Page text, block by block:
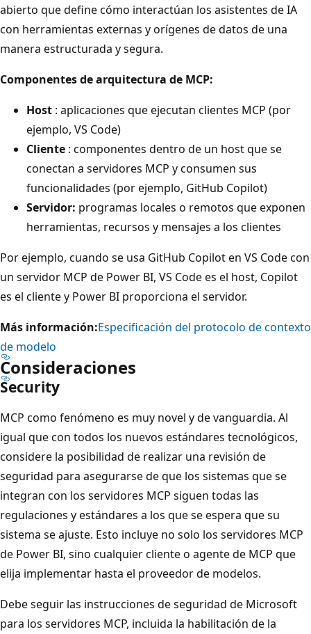
abierto que define cómo interactúan los asistentes de IA
con herramientas externas y orígenes de datos de una
manera estructurada y segura.
Componentes de arquitectura de MCP:
Host : aplicaciones que ejecutan clientes MCP (por
ejemplo, VS Code)
Cliente : componentes dentro de un host que se
conectan a servidores MCP y consumen sus
funcionalidades (por ejemplo, GitHub Copilot)
Servidor: programas locales o remotos que exponen
herramientas, recursos y mensajes a los clientes
Por ejemplo, cuando se usa GitHub Copilot en VS Code con
un servidor MCP de Power BI, VS Code es el host, Copilot
es el cliente y Power BI proporciona el servidor.
Más información:Especificación del protocolo de contexto
de modelo
Consideraciones
Security
MCP como fenómeno es muy novel y de vanguardia. Al
igual que con todos los nuevos estándares tecnológicos,
considere la posibilidad de realizar una revisión de
seguridad para asegurarse de que los sistemas que se
integran con los servidores MCP siguen todas las
regulaciones y estándares a los que se espera que su
sistema se ajuste. Esto incluye no solo los servidores MCP
de Power BI, sino cualquier cliente o agente de MCP que
elija implementar hasta el proveedor de modelos.
Debe seguir las instrucciones de seguridad de Microsoft
para los servidores MCP, incluida la habilitación de la